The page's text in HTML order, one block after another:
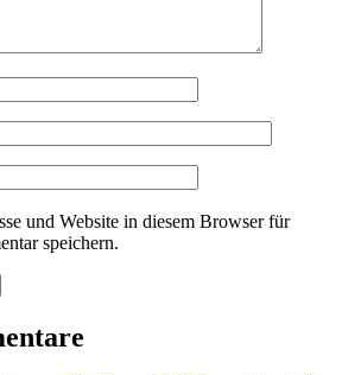
und Website in diesem Browser für
speichern.